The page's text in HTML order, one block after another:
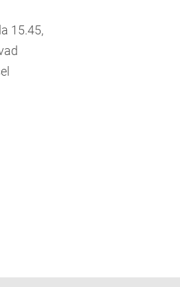
15.45,